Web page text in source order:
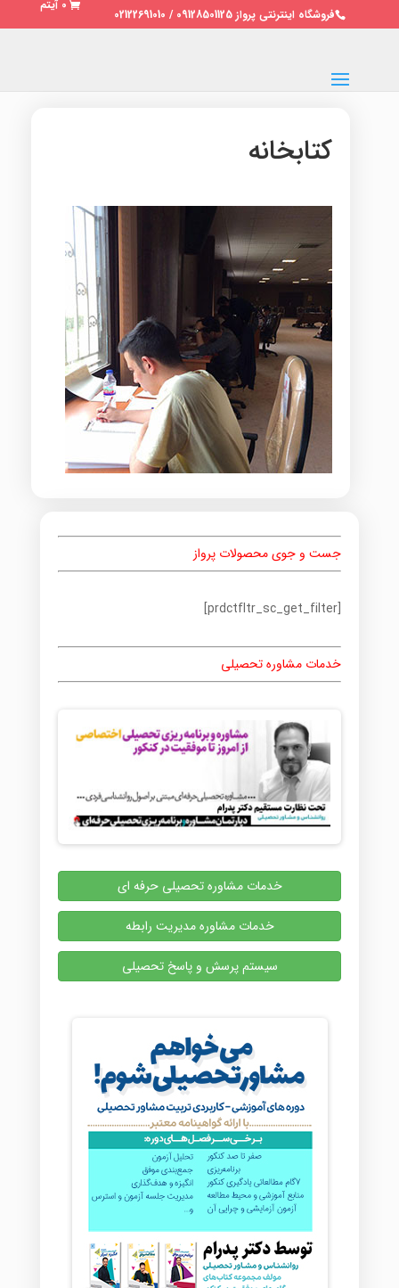
فروشگاه اینترنتی پرواز 09128501125 / 02122691010
0 آیتم
کتابخانه
جست و جوی محصولات پرواز
[prdctfltr_sc_get_filter]
خدمات مشاوره تحصیلی
خدمات مشاوره تحصیلی حرفه ای
خدمات مشاوره مدیریت رابطه
سیستم پرسش و پاسخ تحصیلی